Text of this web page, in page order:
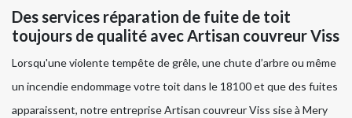
Des services réparation de fuite de toit
toujours de qualité avec Artisan couvreur Viss
Lorsqu'une violente tempête de grêle, une chute d’arbre ou même
un incendie endommage votre toit dans le 18100 et que des fuites
apparaissent, notre entreprise Artisan couvreur Viss sise à Mery